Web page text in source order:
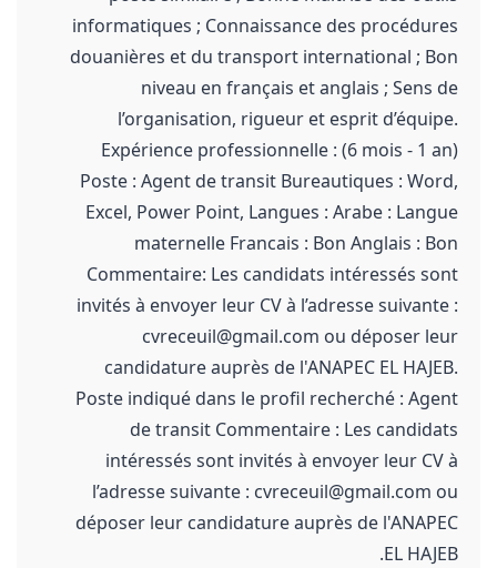
informatiques ; Connaissance des procédures
douanières et du transport international ; Bon
niveau en français et anglais ; Sens de
l’organisation, rigueur et esprit d’équipe.
Expérience professionnelle : (6 mois - 1 an)
Poste : Agent de transit Bureautiques : Word,
Excel, Power Point, Langues : Arabe : Langue
maternelle Francais : Bon Anglais : Bon
Commentaire: Les candidats intéressés sont
invités à envoyer leur CV à l’adresse suivante :
cvreceuil@gmail.com ou déposer leur
candidature auprès de l'ANAPEC EL HAJEB.
Poste indiqué dans le profil recherché : Agent
de transit Commentaire : Les candidats
intéressés sont invités à envoyer leur CV à
l’adresse suivante : cvreceuil@gmail.com ou
déposer leur candidature auprès de l'ANAPEC
EL HAJEB.